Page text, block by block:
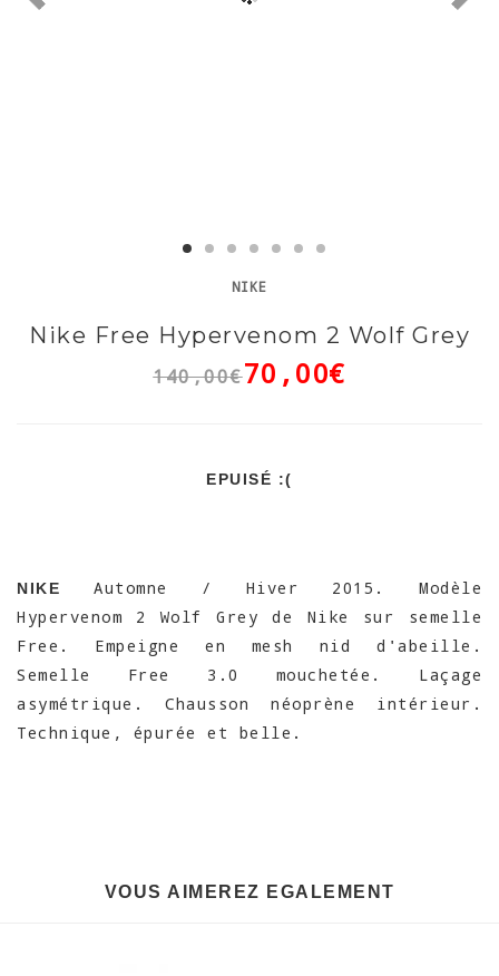
NIKE
Nike Free Hypervenom 2 Wolf Grey
140,00€70,00€
EPUISÉ :(
NIKE
Automne / Hiver 2015. Modèle
Hypervenom 2 Wolf Grey de Nike sur semelle
Free. Empeigne en mesh nid d'abeille.
Semelle Free 3.0 mouchetée. Laçage
asymétrique. Chausson néoprène intérieur.
Technique, épurée et belle.
VOUS AIMEREZ EGALEMENT